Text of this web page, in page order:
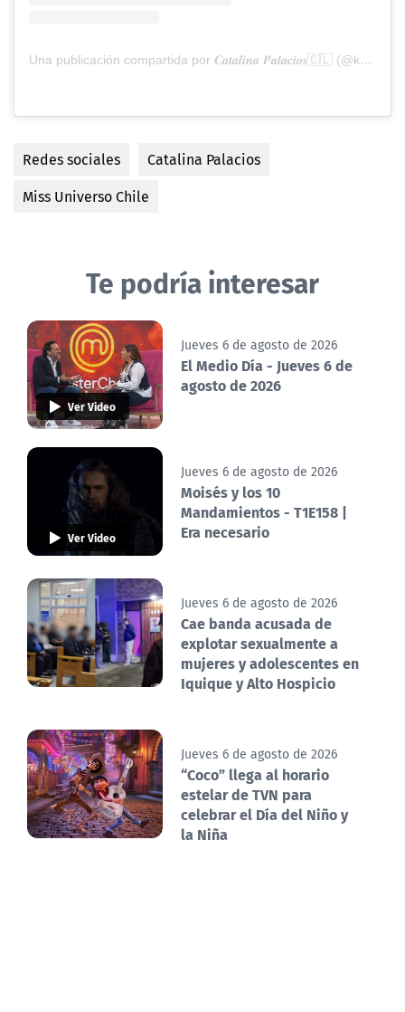
Una publicación compartida por 𝑪𝒂𝒕𝒂𝒍𝒊𝒏𝒂 𝑷𝒂𝒍𝒂𝒄𝒊𝒐𝒔🇨🇱 (@katap_oficial)
Redes sociales
Catalina Palacios
Miss Universo Chile
Te podría interesar
Ver Video
Jueves 6 de agosto de 2026
El Medio Día - Jueves 6 de
agosto de 2026
Ver Video
Jueves 6 de agosto de 2026
Moisés y los 10
Mandamientos - T1E158 |
Era necesario
Jueves 6 de agosto de 2026
Cae banda acusada de
explotar sexualmente a
mujeres y adolescentes en
Iquique y Alto Hospicio
Jueves 6 de agosto de 2026
“Coco” llega al horario
estelar de TVN para
celebrar el Día del Niño y
la Niña